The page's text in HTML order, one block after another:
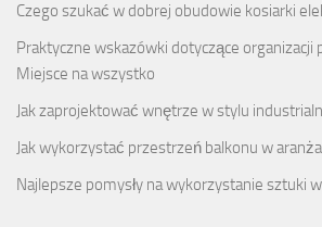
Czego szukać w dobrej obudowie kosiarki
Praktyczne wskazówki dotyczące organizacji
Miejsce na wszystko
Jak zaprojektować wnętrze w stylu
Jak wykorzystać przestrzeń balkonu w
Najlepsze pomysły na wykorzystanie sztuki